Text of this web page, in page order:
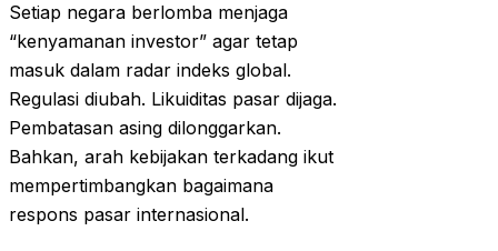
Setiap negara berlomba menjaga
“kenyamanan investor” agar tetap
masuk dalam radar indeks global.
Regulasi diubah. Likuiditas pasar dijaga.
Pembatasan asing dilonggarkan.
Bahkan, arah kebijakan terkadang ikut
mempertimbangkan bagaimana
respons pasar internasional.